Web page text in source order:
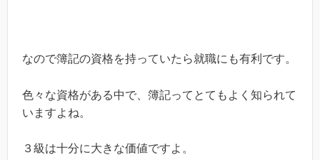
なので簿記の資格を持っていたら就職にも有利です。
色々な資格がある中で、簿記ってとてもよく知られて
いますよね。
３級は十分に大きな価値ですよ。